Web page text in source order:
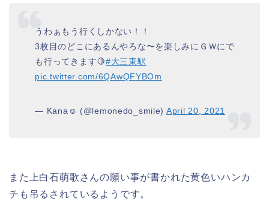
うわぁもう行くしかない！！
3枚目のどこにあるんやろな〜を楽しみにＧＷにで
も行ってきます🍋#大三東駅
pic.twitter.com/6QAwQFYBOm
— Kana☺︎ (@lemonedo_smile) April 20, 2021
また上白石萌歌さんの願い事が書かれた黄色いハンカ
チも吊るされているようです。